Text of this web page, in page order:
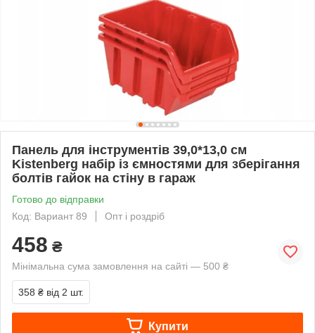
Панель для інструментів 39,0*13,0 см
Kistenberg набір із ємностями для зберігання
болтів гайок на стіну в гараж
Готово до відправки
Код: Вариант 89
Опт і роздріб
458 ₴
Мінімальна сума замовлення на сайті — 500 ₴
358 ₴ від 2 шт.
Купити